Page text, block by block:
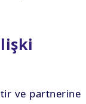
ve partnerine